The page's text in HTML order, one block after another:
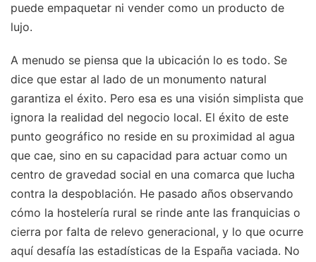
puede empaquetar ni vender como un producto de
lujo.
A menudo se piensa que la ubicación lo es todo. Se
dice que estar al lado de un monumento natural
garantiza el éxito. Pero esa es una visión simplista que
ignora la realidad del negocio local. El éxito de este
punto geográfico no reside en su proximidad al agua
que cae, sino en su capacidad para actuar como un
centro de gravedad social en una comarca que lucha
contra la despoblación. He pasado años observando
cómo la hostelería rural se rinde ante las franquicias o
cierra por falta de relevo generacional, y lo que ocurre
aquí desafía las estadísticas de la España vaciada. No